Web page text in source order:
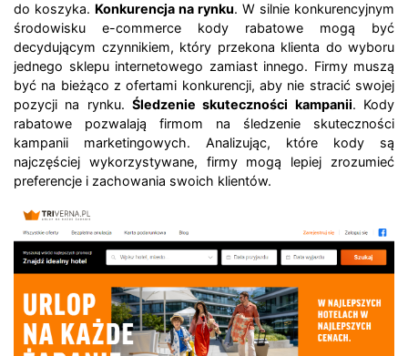
do koszyka. Konkurencja na rynku. W silnie konkurencyjnym
środowisku e-commerce kody rabatowe mogą być
decydującym czynnikiem, który przekona klienta do wyboru
jednego sklepu internetowego zamiast innego. Firmy muszą
być na bieżąco z ofertami konkurencji, aby nie stracić swojej
pozycji na rynku. Śledzenie skuteczności kampanii. Kody
rabatowe pozwalają firmom na śledzenie skuteczności
kampanii marketingowych. Analizując, które kody są
najczęściej wykorzystywane, firmy mogą lepiej zrozumieć
preferencje i zachowania swoich klientów.